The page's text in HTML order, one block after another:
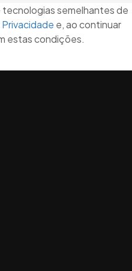
tecnologias semelhantes de
e, ao continuar
estas condições.